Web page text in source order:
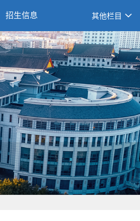
招生信息 其他栏目